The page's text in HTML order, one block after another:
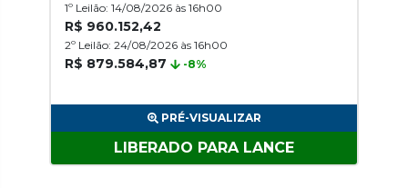
1º Leilão: 14/08/2026 às 16h00
R$ 960.152,42
2º Leilão: 24/08/2026 às 16h00
R$ 879.584,87 -8%
PRÉ-VISUALIZAR
LIBERADO PARA LANCE